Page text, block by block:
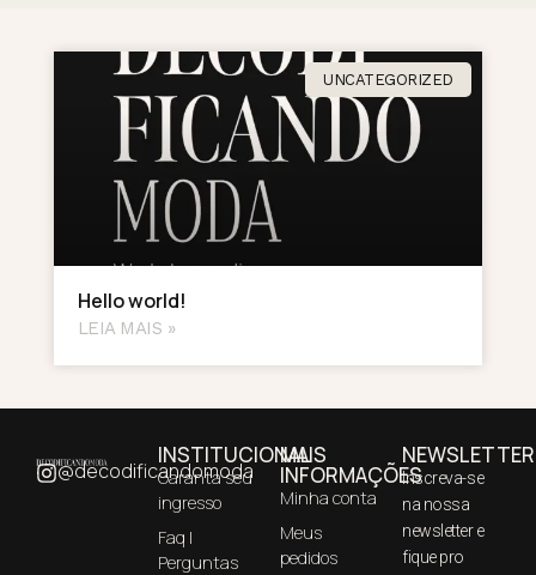
UNCATEGORIZED
Hello world!
LEIA MAIS »
INSTITUCIONAL
Garanta seu
ingresso
Faq |
Perguntas
MAIS
INFORMAÇÕES
Minha conta
Meus
pedidos
@decodificandomoda
NEWSLETTER
Inscreva-se
na nossa
newsletter e
fique pro